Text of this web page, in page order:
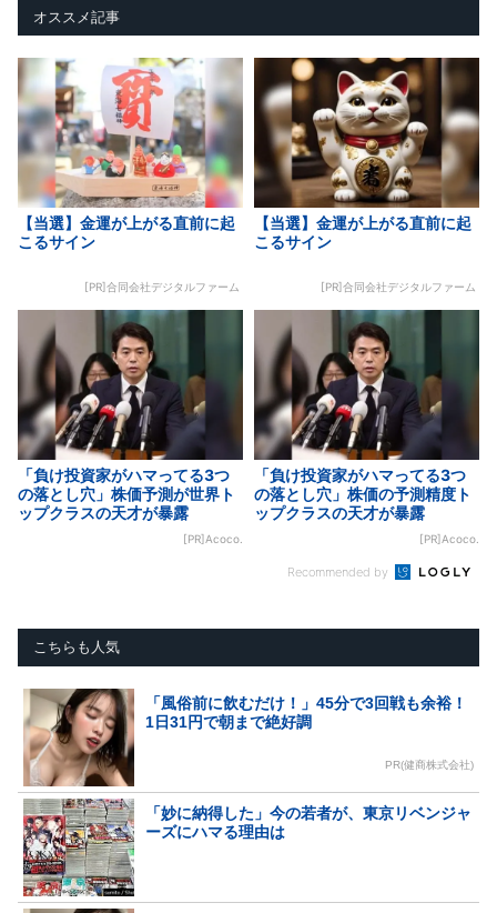
オススメ記事
【当選】金運が上がる直前に起
こるサイン
[PR]合同会社デジタルファーム
【当選】金運が上がる直前に起
こるサイン
[PR]合同会社デジタルファーム
「負け投資家がハマってる3つ
の落とし穴」株価予測が世界ト
ップクラスの天才が暴露
[PR]Acoco.
「負け投資家がハマってる3つ
の落とし穴」株価の予測精度ト
ップクラスの天才が暴露
[PR]Acoco.
Recommended by
こちらも人気
「風俗前に飲むだけ！」45分で3回戦も余裕！
1日31円で朝まで絶好調
PR(健商株式会社)
「妙に納得した」今の若者が、東京リベンジャ
ーズにハマる理由は